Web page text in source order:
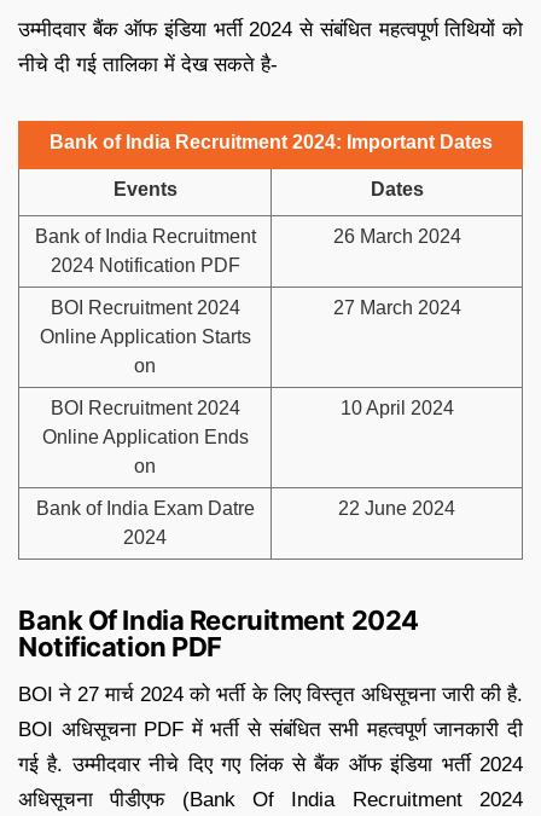
उम्मीदवार बैंक ऑफ इंडिया भर्ती 2024 से संबंधित महत्वपूर्ण तिथियों को
नीचे दी गई तालिका में देख सकते है-
Bank of India Recruitment 2024: Important Dates
Events Dates
Bank of India Recruitment
2024 Notification PDF
26 March 2024
BOI Recruitment 2024
Online Application Starts
on
27 March 2024
BOI Recruitment 2024
Online Application Ends
on
10 April 2024
Bank of India Exam Datre
2024
22 June 2024
Bank Of India Recruitment 2024
Notification PDF
BOI ने 27 मार्च 2024 को भर्ती के लिए विस्तृत अधिसूचना जारी की है.
BOI अधिसूचना PDF में भर्ती से संबंधित सभी महत्वपूर्ण जानकारी दी
गई है. उम्मीदवार नीचे दिए गए लिंक से बैंक ऑफ इंडिया भर्ती 2024
अधिसूचना पीडीएफ (Bank Of India Recruitment 2024